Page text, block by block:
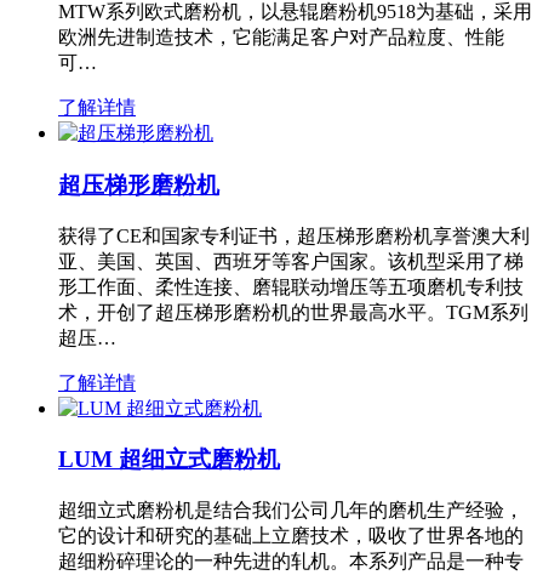
MTW系列欧式磨粉机，以悬辊磨粉机9518为基础，采用
欧洲先进制造技术，它能满足客户对产品粒度、性能
可…
了解详情
超压梯形磨粉机
获得了CE和国家专利证书，超压梯形磨粉机享誉澳大利
亚、美国、英国、西班牙等客户国家。该机型采用了梯
形工作面、柔性连接、磨辊联动增压等五项磨机专利技
术，开创了超压梯形磨粉机的世界最高水平。TGM系列
超压…
了解详情
LUM 超细立式磨粉机
超细立式磨粉机是结合我们公司几年的磨机生产经验，
它的设计和研究的基础上立磨技术，吸收了世界各地的
超细粉碎理论的一种先进的轧机。本系列产品是一种专